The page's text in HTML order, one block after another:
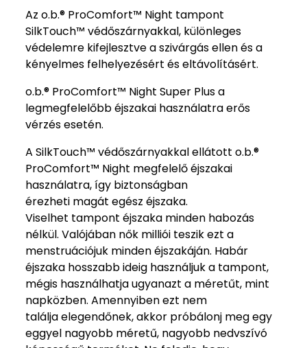
Az o.b.® ProComfort™ Night tampont
SilkTouch™ védőszárnyakkal, különleges
védelemre kifejlesztve a szivárgás ellen és a
kényelmes felhelyezésért és eltávolításért.
o.b.® ProComfort™ Night Super Plus a
legmegfelelőbb éjszakai használatra erős
vérzés esetén.
A SilkTouch™ védőszárnyakkal ellátott o.b.®
ProComfort™ Night megfelelő éjszakai
használatra, így biztonságban
érezheti magát egész éjszaka.
Viselhet tampont éjszaka minden habozás
nélkül. Valójában nők milliói teszik ezt a
menstruációjuk minden éjszakáján. Habár
éjszaka hosszabb ideig használjuk a tampont,
mégis használhatja ugyanazt a méretűt, mint
napközben. Amennyiben ezt nem
találja elegendőnek, akkor próbálonj meg egy
eggyel nagyobb méretű, nagyobb nedvszívó